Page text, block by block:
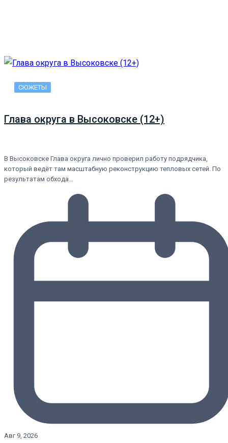
СЮЖЕТЫ
Глава округа в Высоковске (12+)
В Высоковске Глава округа лично проверил работу подрядчика,
который ведёт там масштабную реконструкцию тепловых сетей. По
результатам обхода…
Авг 9, 2026